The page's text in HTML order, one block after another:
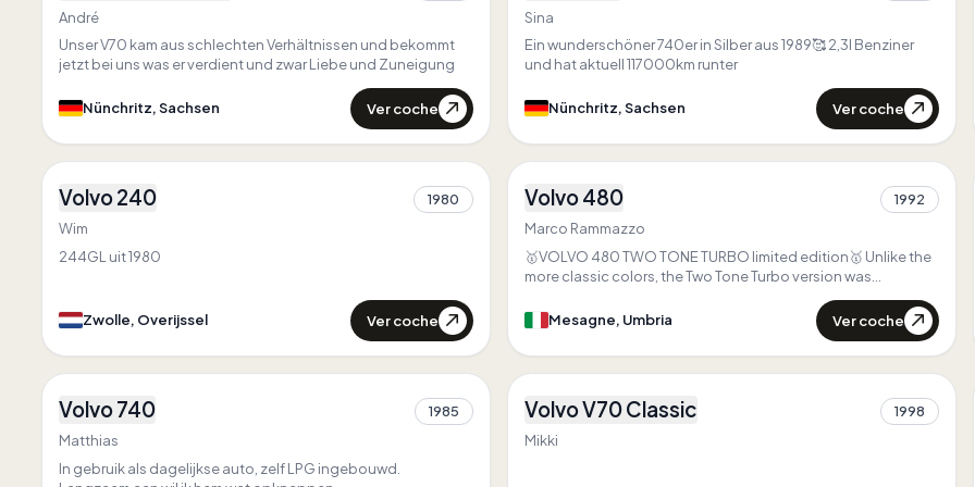
André
Unser V70 kam aus schlechten Verhältnissen und bekommt
jetzt bei uns was er verdient und zwar Liebe und Zuneigung
Nünchritz, Sachsen Ver coche
Sina
Ein wunderschöner 740er in Silber aus 1989🥰 2,3l Benziner
und hat aktuell 117000km runter
Nünchritz, Sachsen Ver coche
1
1
Volvo 240
1980
Wim
244GL uit 1980
Zwolle, Overijssel Ver coche
Primero enItalia
Primero en
Único en Umbria
1
4
Volvo 480
1992
Marco Rammazzo
🥇VOLVO 480 TWO TONE TURBO limited edition🥇 Unlike the
more classic colors, the Two Tone Turbo version was
480s, coveted and sought after by enthusiasts of the model.
The example pictured is the rarest Volvo 480 you could wish
for, perfect in every detail, and equipped with the rarest
options. #volvo480 #volvo
Mesagne, Umbria Ver coche
1
3
Volvo 740
1985
Matthias
In gebruik als dagelijkse auto, zelf LPG ingebouwd.
Primero enBaden-Württemberg
Único en
1
3
Volvo V70 Classic
1998
Mikki